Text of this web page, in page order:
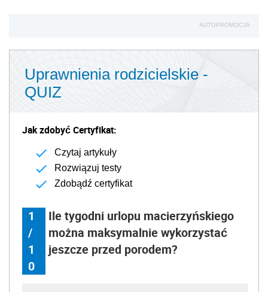
AUTOPROMOCJA
Uprawnienia rodzicielskie -
QUIZ
Jak zdobyć Certyfikat:
Czytaj artykuły
Rozwiązuj testy
Zdobądź certyfikat
1
/
1
0
Ile tygodni urlopu macierzyńskiego
można maksymalnie wykorzystać
jeszcze przed porodem?